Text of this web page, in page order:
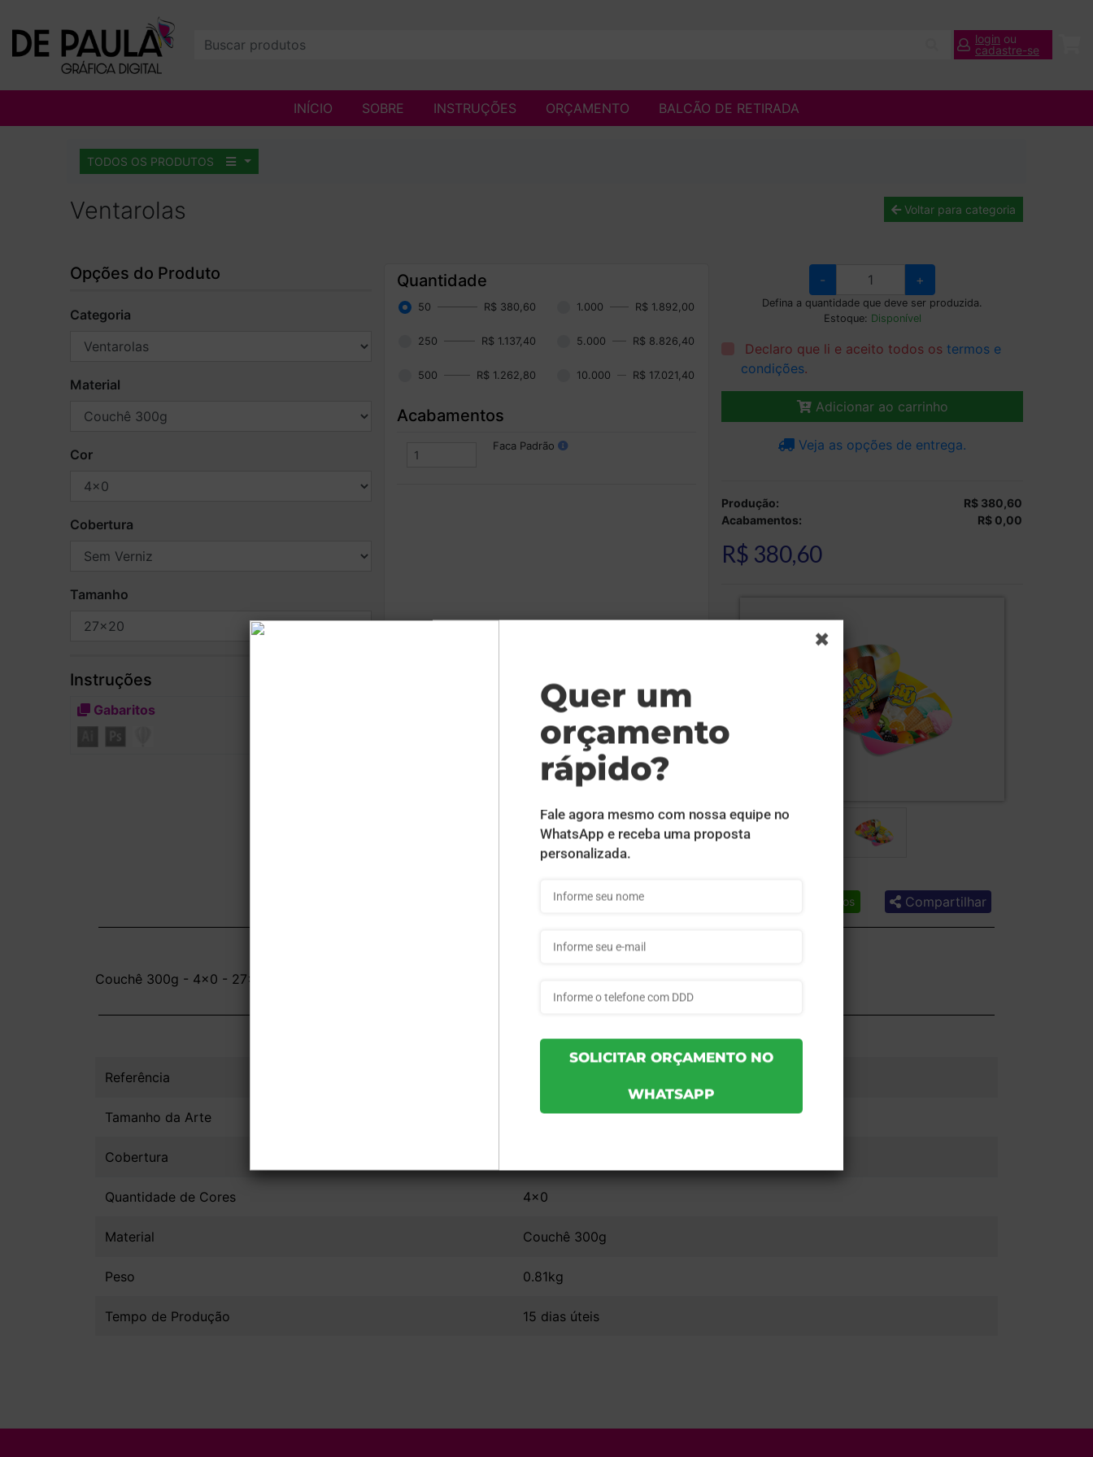
login ou
cadastre-se
INÍCIO SOBRE INSTRUÇÕES ORÇAMENTO BALCÃO DE RETIRADA
TODOS OS PRODUTOS
Ventarolas Voltar para categoria
Opções do Produto
Categoria
Material
Cor
Cobertura
Tamanho
Instruções
Gabaritos
Quantidade
50 R$ 380,60 1.000 R$ 1.892,00
250 R$ 1.137,40 5.000 R$ 8.826,40
500 R$ 1.262,80 10.000 R$ 17.021,40
Acabamentos
Faca Padrão
- +
Defina a quantidade que deve ser produzida.
Estoque: Disponível
Declaro que li e aceito todos ostermos e
condições.
Adicionar ao carrinho
Veja as opções de entrega.
Produção:
R$ 380,60
Acabamentos:
R$ 0,00
R$ 380,60
Lista de desejos Compartilhar
Couchê 300g - 4x0 - 27x20 cm - Sem Verniz - 50 unid
Referência
Tamanho da Arte 27x20
Cobertura
Quantidade de Cores 4x0
Material Couchê 300g
Peso 0.81kg
Tempo de Produção 15 dias úteis